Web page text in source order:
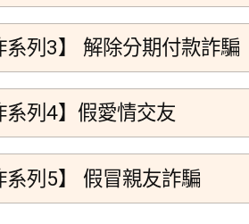
系列3】 解除分期付款詐騙
系列4】假愛情交友
系列5】 假冒親友詐騙